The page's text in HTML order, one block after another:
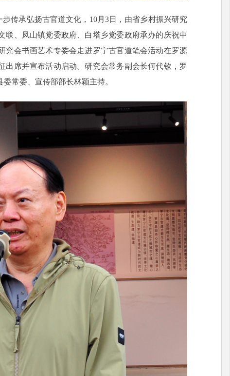
传承弘扬古官道文化，10月3日，由省乡村振兴研究
联、凤山镇党委政府、白塔乡党委政府承办的庆祝中
究会书画艺术专委会走进罗宁古官道笔会活动在罗源
出席并宣布活动启动。研究会常务副会长何代钦，罗
常委、宣传部部长林颖主持。